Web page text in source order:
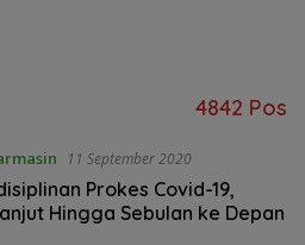
4842 Pos
11 September 2020
Prokes Covid-19,
Hingga Sebulan ke Depan